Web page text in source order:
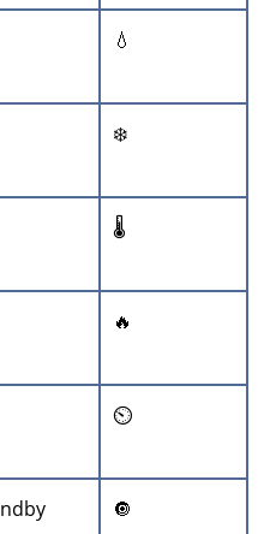
💧
❄️
🌡️
🔥
⏲️
🔘